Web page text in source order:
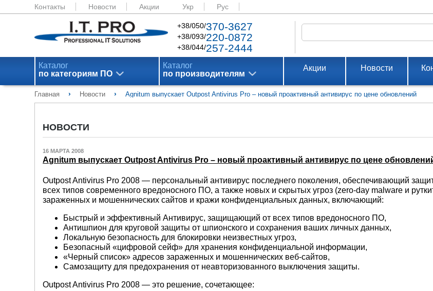
Контакты Новости Акции Укр Рус
+38/050/370-3627
+38/093/220-0872
+38/044/257-2444
Каталог
по категориям ПО
Каталог
по производителям
Акции Новости
Главная › Новости › Agnitum выпускает Outpost Antivirus Pro – новый проактивный антивирус по цене обновлений
НОВОСТИ
16 МАРТА 2008
Agnitum выпускает Outpost Antivirus Pro – новый проактивный антивирус по цене
Outpost Antivirus Pro 2008 — персональный антивирус последнего поколения, обеспечивающий
всех типов современного вредоносного ПО, а также новых и скрытых угроз (zero-day malware и
зараженных и мошеннических сайтов и кражи конфиденциальных данных, включающий:
Быстрый и эффективный Антивирус, защищающий от всех типов вредоносного ПО,
Антишпион для круговой защиты от шпионского и сохранения ваших личных данных,
Локальную безопасность для блокировки неизвестных угроз,
Безопасный «цифровой сейф» для хранения конфиденциальной информации,
«Черный список» адресов зараженных и мошеннических веб-сайтов,
Самозащиту для предохранения от неавторизованного выключения защиты.
Outpost Antivirus Pro 2008 — это решение, сочетающее: